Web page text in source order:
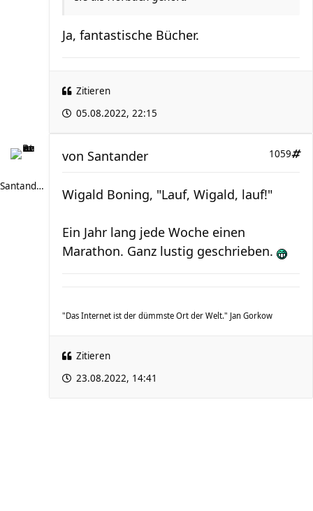
Ja, fantastische Bücher.
Zitieren
05.08.2022, 22:15
Santander
1059
von Santander
Wigald Boning, "Lauf, Wigald, lauf!"
Ein Jahr lang jede Woche einen
Marathon. Ganz lustig geschrieben.
"Das Internet ist der dümmste Ort der Welt." Jan Gorkow
Zitieren
23.08.2022, 14:41